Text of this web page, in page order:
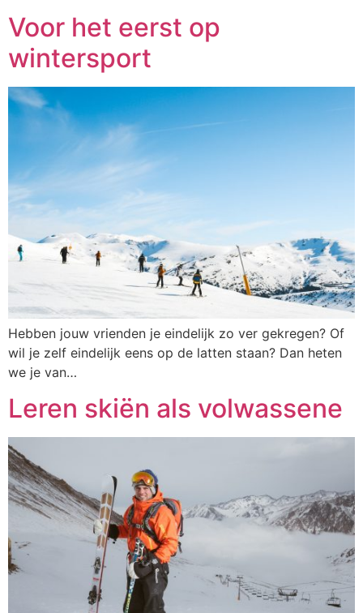
Voor het eerst op
wintersport
Hebben jouw vrienden je eindelijk zo ver gekregen? Of
wil je zelf eindelijk eens op de latten staan? Dan heten
we je van…
Leren skiën als volwassene